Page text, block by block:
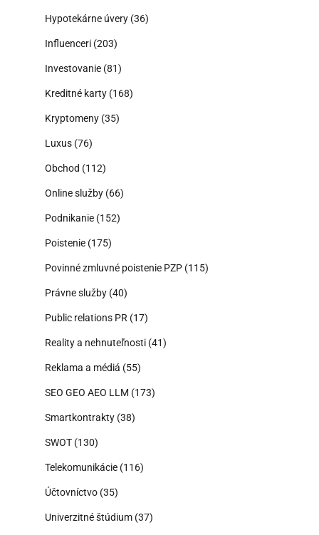
Hypotekárne úvery (36)
Influenceri (203)
Investovanie (81)
Kreditné karty (168)
Kryptomeny (35)
Luxus (76)
Obchod (112)
Online služby (66)
Podnikanie (152)
Poistenie (175)
Povinné zmluvné poistenie PZP (115)
Právne služby (40)
Public relations PR (17)
Reality a nehnuteľnosti (41)
Reklama a médiá (55)
SEO GEO AEO LLM (173)
Smartkontrakty (38)
SWOT (130)
Telekomunikácie (116)
Účtovníctvo (35)
Univerzitné štúdium (37)